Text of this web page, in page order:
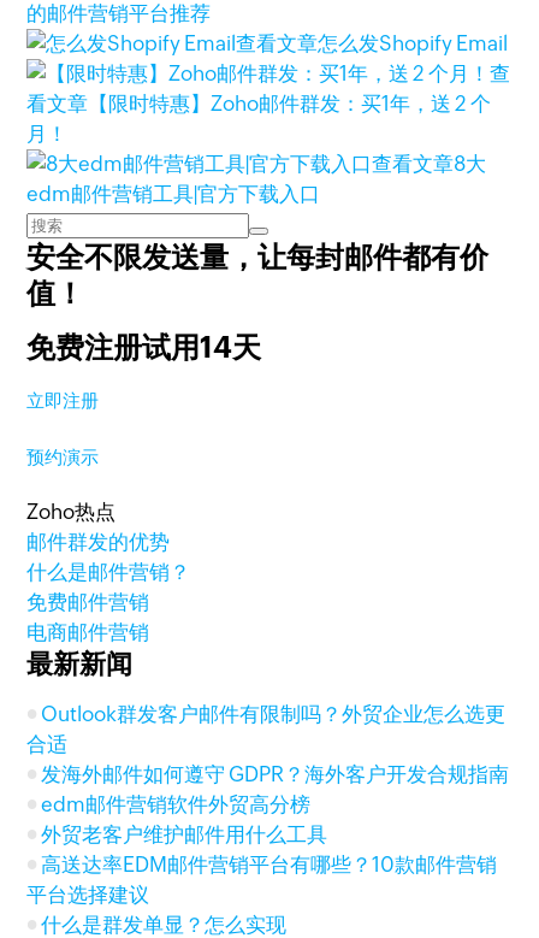
的邮件营销平台推荐
查看文章怎么发Shopify Email
查
看文章 【限时特惠】Zoho邮件群发：买1年，送 2 个
月！
查看文章8大
edm邮件营销工具|官方下载入口
安全不限发送量，让每封邮件都有价
值！
免费注册试用14天
立即注册
预约演示
Zoho热点
邮件群发的优势
什么是邮件营销？
免费邮件营销
电商邮件营销
最新新闻
Outlook群发客户邮件有限制吗？外贸企业怎么选更
合适
发海外邮件如何遵守 GDPR？海外客户开发合规指南
edm邮件营销软件外贸高分榜
外贸老客户维护邮件用什么工具
高送达率EDM邮件营销平台有哪些？10款邮件营销
平台选择建议
什么是群发单显？怎么实现